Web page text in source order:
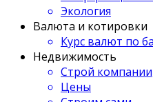
Экология
Валюта и котировки
Курс валют по
Недвижимость
Строй компании
Цены